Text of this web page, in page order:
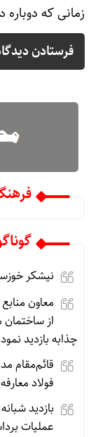
زمانی که
نیشکر
معاون
از
چذابه بازدید نمود
قائم‌مقام
فولاد
بازدید
عملیات